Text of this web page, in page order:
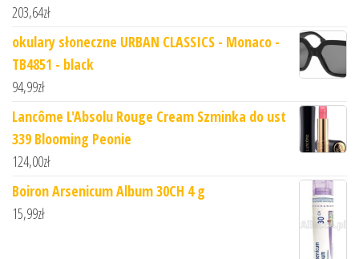
203,64zł
okulary słoneczne URBAN CLASSICS - Monaco -
TB4851 - black
94,99zł
Lancôme L'Absolu Rouge Cream Szminka do ust
339 Blooming Peonie
124,00zł
Boiron Arsenicum Album 30CH 4 g
15,99zł